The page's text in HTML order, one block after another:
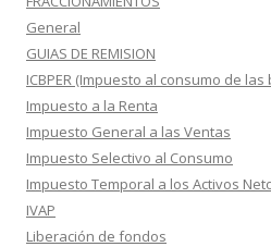
General
GUIAS DE REMISION
ICBPER (Impuesto al consumo de
Impuesto a la Renta
Impuesto General a las Ventas
Impuesto Selectivo al Consumo
Impuesto Temporal a los Activos
IVAP
Liberación de fondos